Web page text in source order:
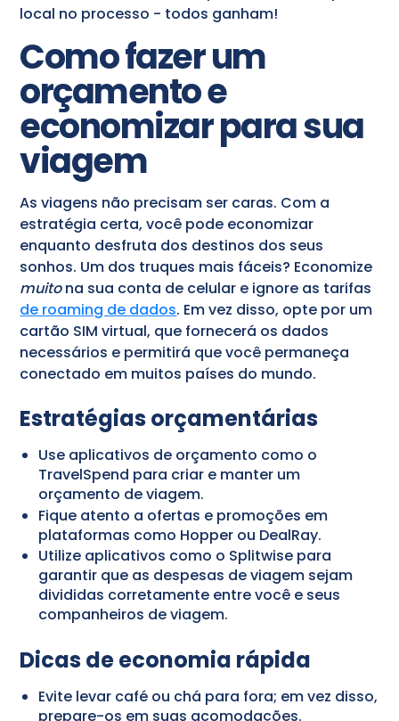
local no processo - todos ganham!
Como fazer um
orçamento e
economizar para sua
viagem
As viagens não precisam ser caras. Com a
estratégia certa, você pode economizar
enquanto desfruta dos destinos dos seus
sonhos. Um dos truques mais fáceis? Economize
muitona sua conta de celular e ignore as tarifas
de roaming de dados. Em vez disso, opte por um
cartão SIM virtual, que fornecerá os dados
necessários e permitirá que você permaneça
conectado em muitos países do mundo.
Estratégias orçamentárias
Use aplicativos de orçamento como o
TravelSpend para criar e manter um
orçamento de viagem.
Fique atento a ofertas e promoções em
plataformas como Hopper ou DealRay.
Utilize aplicativos como o Splitwise para
garantir que as despesas de viagem sejam
divididas corretamente entre você e seus
companheiros de viagem.
Dicas de economia rápida
Evite levar café ou chá para fora; em vez disso,
prepare-os em suas acomodações.